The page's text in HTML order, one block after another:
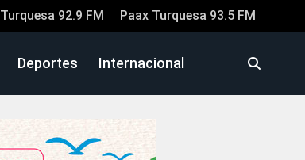
Turquesa 92.9 FM Paax Turquesa 93.5 FM
Deportes Internacional